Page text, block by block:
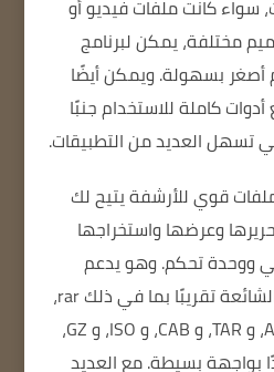
سواء كانت ملفات فيديو أو
مختلفة، يمكن لبرنامج
ويمكن أيضًا
كاملة للاستخدامجنبًا
تسهل العديد من التطبيقات.
قوي للأرشفة يتيح لك
وعرضها واستخراجها
ووحدة تحكم. وهو يدعم
جميع تنسيقات الملفات الشائعة تقريبًا بما في ذلك rar،
و ZIP، و 7zip، و jar، و ACE، و TAR، و CAB، و ISO، و GZ،
بواجهة بسيطة.مع العديد